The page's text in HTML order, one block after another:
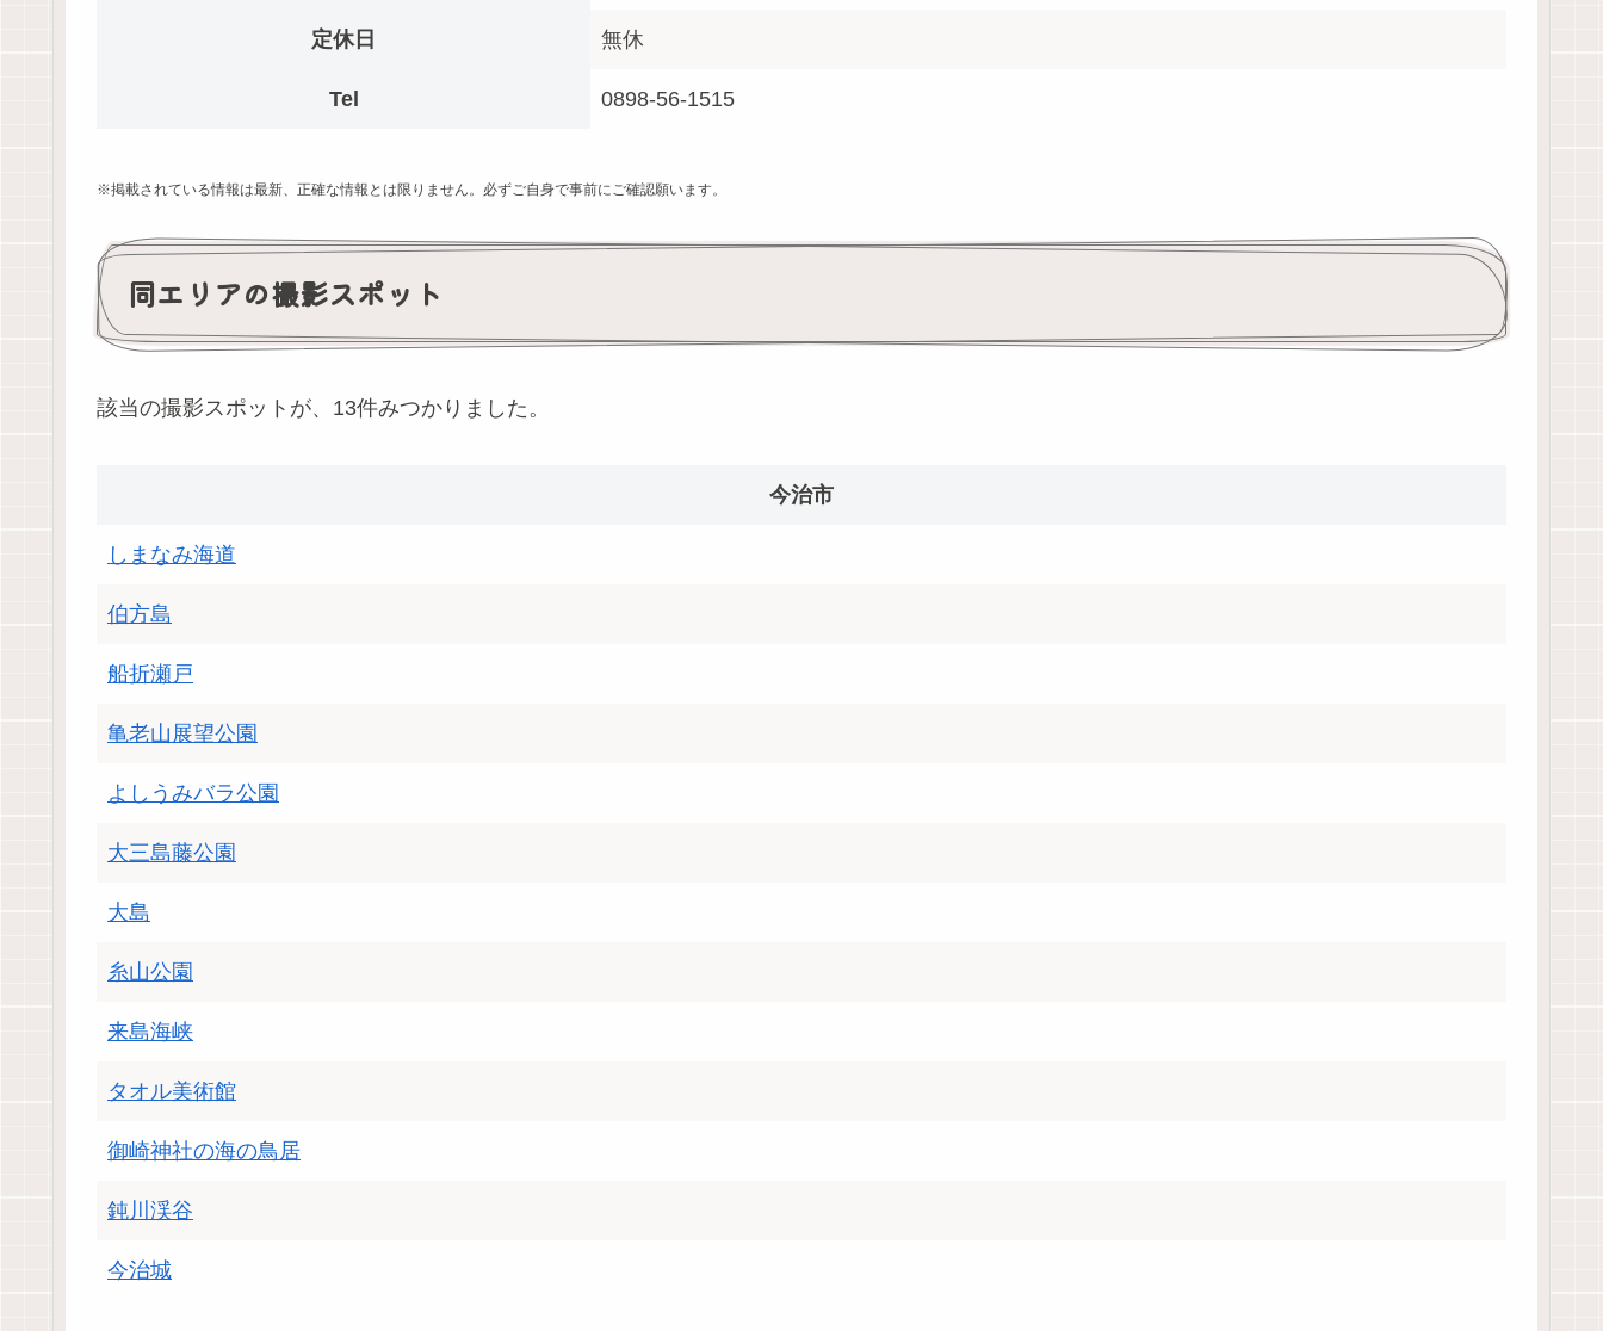
定休日 無休
Tel 0898-56-1515
※掲載されている情報は最新、正確な情報とは限りません。必ずご自身で事前にご確認願います。
同エリアの撮影スポット
該当の撮影スポットが、13件みつかりました。
今治市
しまなみ海道
伯方島
船折瀬戸
亀老山展望公園
よしうみバラ公園
大三島藤公園
大島
糸山公園
来島海峡
タオル美術館
御崎神社の海の鳥居
鈍川渓谷
今治城